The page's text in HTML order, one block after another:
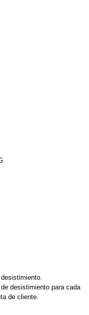
desistimiento para cada
de cliente.